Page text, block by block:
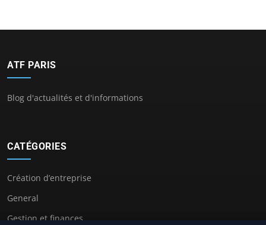
ATF PARIS
Blog d'actualités et d'informations
CATÉGORIES
Création d’entreprise
General
Gestion et finances